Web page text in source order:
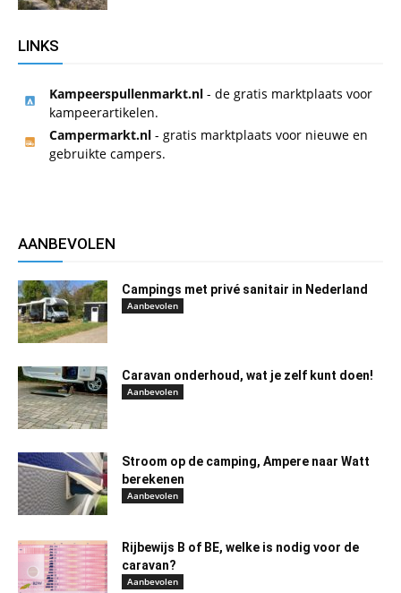
LINKS
Kampeerspullenmarkt.nl - de gratis marktplaats voor
kampeerartikelen.
Campermarkt.nl - gratis marktplaats voor nieuwe en
gebruikte campers.
AANBEVOLEN
Campings met privé sanitair in Nederland
Aanbevolen
Caravan onderhoud, wat je zelf kunt doen!
Aanbevolen
Stroom op de camping, Ampere naar Watt
berekenen
Aanbevolen
Rijbewijs B of BE, welke is nodig voor de
caravan?
Aanbevolen